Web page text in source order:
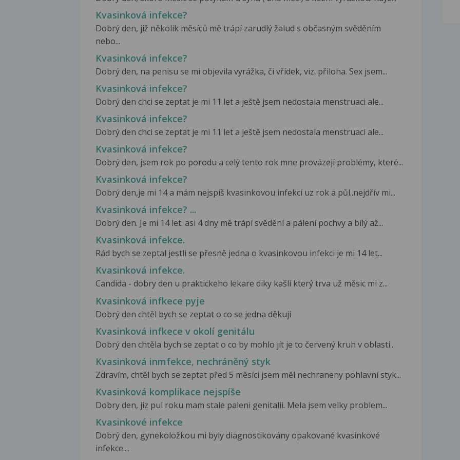
Kvasinková infekce?
Dobrý den, již několik měsíců mě trápí zarudlý žalud s občasným svěděním
nebo...
Kvasinková infekce?
Dobrý den, na penisu se mi objevila vyrážka, či vřídek, viz. přiloha. Sex jsem...
Kvasinková infekce?
Dobrý den chci se zeptat je mi 11 let a ještě jsem nedostala menstruaci ale...
Kvasinková infekce?
Dobrý den chci se zeptat je mi 11 let a ještě jsem nedostala menstruaci ale...
Kvasinková infekce?
Dobrý den, jsem rok po porodu a celý tento rok mne provázejí problémy, které...
Kvasinková infekce?
Dobrý den,je mi 14 a mám nejspíš kvasinkovou infekcí uz rok a půl..nejdřív mi...
Kvasinková infekce? ...
Dobrý den. Je mi 14 let. asi 4 dny mě trápí svědění a pálení pochvy a bílý až...
Kvasinková infekce.
Rád bych se zeptal jestli se přesně jedna o kvasinkovou infekci je mi 14 let...
Kvasinková infekce.
Candida - dobry den u praktickeho lekare diky kašli který trva už měsic mi z...
Kvasinková infkece pyje
Dobrý den chtěl bych se zeptat o co se jedna děkuji
Kvasinková infkece v okolí genitálu
Dobrý den chtěla bych se zeptat o co by mohlo jít je to červený kruh v oblastí...
Kvasinková inmfekce, nechráněný styk
Zdravím, chtěl bych se zeptat před 5 měsíci jsem měl nechraneny pohlavní styk...
Kvasinková komplikace nejspíše
Dobry den, jiz pul roku mam stale paleni genitalii. Mela jsem velky problem...
Kvasinkové infekce
Dobrý den, gynekoložkou mi byly diagnostikovány opakované kvasinkové
infekce....